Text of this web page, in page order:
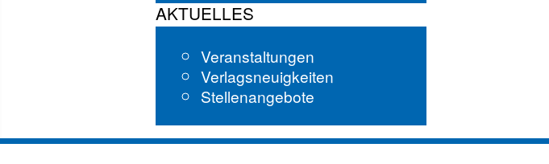
AKTUELLES
Veranstaltungen
Verlagsneuigkeiten
Stellenangebote